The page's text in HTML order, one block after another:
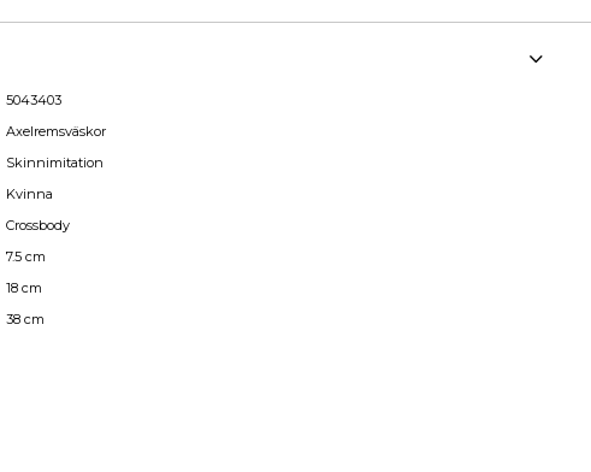
5043403
Axelremsväskor
Skinnimitation
Kvinna
Crossbody
7.5 cm
18 cm
38 cm